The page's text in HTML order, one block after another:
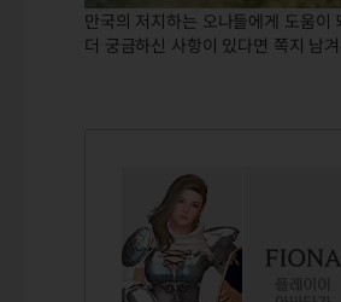
만국의 저지하는 오나들에게 도움이
더 궁금하신 사항이 있다면 쪽지 남